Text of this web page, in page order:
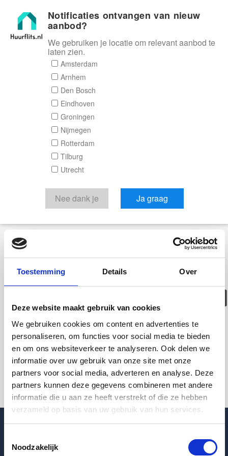
Toestemming Details Over
Deze website maakt gebruik van cookies
We gebruiken cookies om content en advertenties te
personaliseren, om functies voor social media te bieden
en om ons websiteverkeer te analyseren. Ook delen we
informatie over uw gebruik van onze site met onze
partners voor social media, adverteren en analyse. Deze
partners kunnen deze gegevens combineren met andere
informatie die u aan ze heeft verstrekt of die ze hebben
verzameld op basis van uw gebruik van hun services.
Noodzakelijk
Huurflits
Deze woning is
helaas
verhuurd/verwijderd
Pagina niet gevonden
Terug naar woningoverzicht
Blogpost
Notificaties ontvangen van nieuw
aanbod?
We gebruiken je locatie om relevant aanbod te
laten zien.
Amsterdam
Arnhem
Den Bosch
Eindhoven
Groningen
Nijmegen
Rotterdam
Tilburg
Utrecht
Nee dank je Ja graag